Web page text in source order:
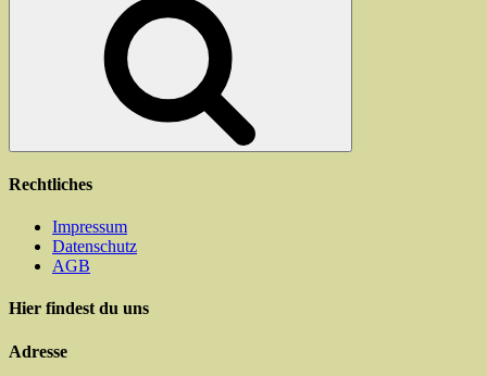
Rechtliches
Impressum
Datenschutz
AGB
Hier findest du uns
Adresse